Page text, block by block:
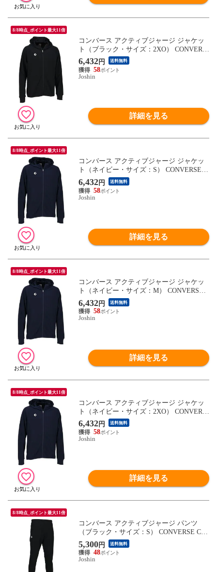
8/8時点_ポイント最大11倍
コンバース アクティブジャージ ジャケッ
ト（ブラック・サイズ：2XO） CONVERS
E CN-CB231251-1900-2XO 【返品種別A】
6,432円 送料無料
58
Joshin
詳細を見る
8/8時点_ポイント最大11倍
コンバース アクティブジャージ ジャケッ
ト（ネイビー・サイズ：S） CONVERSE C
ON-CB231251-2900-S 【返品種別A】
6,432円 送料無料
58
Joshin
詳細を見る
8/8時点_ポイント最大11倍
コンバース アクティブジャージ ジャケッ
ト（ネイビー・サイズ：M） CONVERSE
CON-CB231251-2900-M 【返品種別A】
6,432円 送料無料
58
Joshin
詳細を見る
8/8時点_ポイント最大11倍
コンバース アクティブジャージ ジャケッ
ト（ネイビー・サイズ：2XO） CONVERS
E CN-CB231251-2900-2XO 【返品種別A】
6,432円 送料無料
58
Joshin
詳細を見る
8/8時点_ポイント最大11倍
コンバース アクティブジャージ パンツ
（ブラック・サイズ：S） CONVERSE CO
N-CB231252-1900-S 【返品種別A】
5,300円 送料無料
48
Joshin